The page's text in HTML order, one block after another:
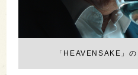
「HEAVENSAKE」